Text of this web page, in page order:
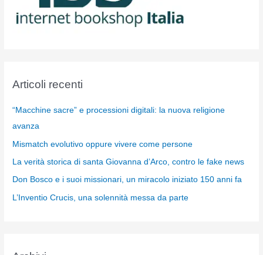
Articoli recenti
“Macchine sacre” e processioni digitali: la nuova religione
avanza
Mismatch evolutivo oppure vivere come persone
La verità storica di santa Giovanna d’Arco, contro le fake news
Don Bosco e i suoi missionari, un miracolo iniziato 150 anni fa
L’Inventio Crucis, una solennità messa da parte